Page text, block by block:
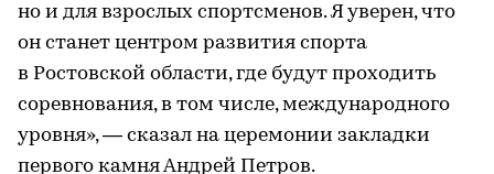
но и для взрослых спортсменов. Я уверен, что
он станет центром развития спорта
в Ростовской области, где будут проходить
соревнования, в том числе, международного
уровня», — сказал на церемонии закладки
первого камня Андрей Петров.